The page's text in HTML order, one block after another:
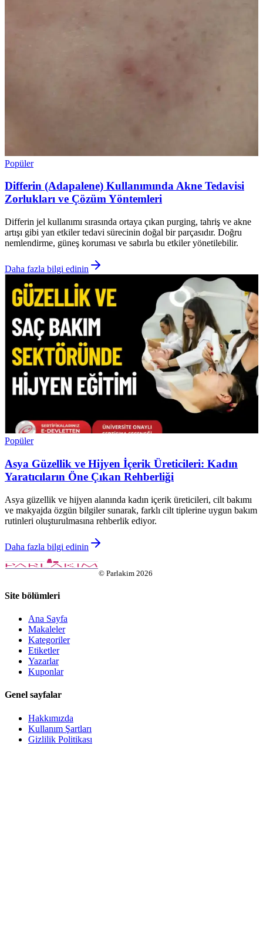
Popüler
Differin (Adapalene) Kullanımında Akne Tedavisi
Zorlukları ve Çözüm Yöntemleri
Differin jel kullanımı sırasında ortaya çıkan purging, tahriş ve akne
artışı gibi yan etkiler tedavi sürecinin doğal bir parçasıdır. Doğru
nemlendirme, güneş koruması ve sabırla bu etkiler yönetilebilir.
Daha fazla bilgi edinin
Popüler
Asya Güzellik ve Hijyen İçerik Üreticileri: Kadın
Yaratıcıların Öne Çıkan Rehberliği
Asya güzellik ve hijyen alanında kadın içerik üreticileri, cilt bakımı
ve makyajda özgün bilgiler sunarak, farklı cilt tiplerine uygun bakım
rutinleri oluşturulmasına rehberlik ediyor.
Daha fazla bilgi edinin
© Parlakim 2026
Site bölümleri
Ana Sayfa
Makaleler
Kategoriler
Etiketler
Yazarlar
Kuponlar
Genel sayfalar
Hakkımızda
Kullanım Şartları
Gizlilik Politikası